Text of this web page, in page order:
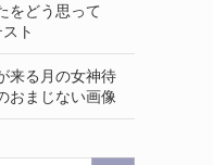
をどう思って
ト
来る月の女神待
おまじない画像